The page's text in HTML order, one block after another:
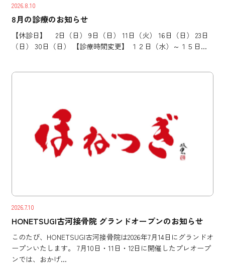
2026.8.10
8月の診療のお知らせ
【休診日】 2日（日） 9日（日） 11日（火） 16日（日） 23日
（日） 30日（日） 【診療時間変更】 １２日（水）～１５日...
2026.7.10
HONETSUGI古河接骨院 グランドオープンのお知らせ
このたび、HONETSUGI古河接骨院は2026年7月14日にグランドオ
ープンいたします。 7月10日・11日・12日に開催したプレオープ
ンでは、おかげ...